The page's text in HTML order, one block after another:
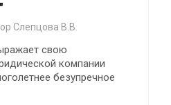
Слепцова В.В.
свою
компании
безупречное